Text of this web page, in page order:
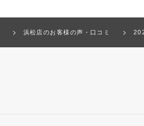
浜松店のお客様の声・口コミ